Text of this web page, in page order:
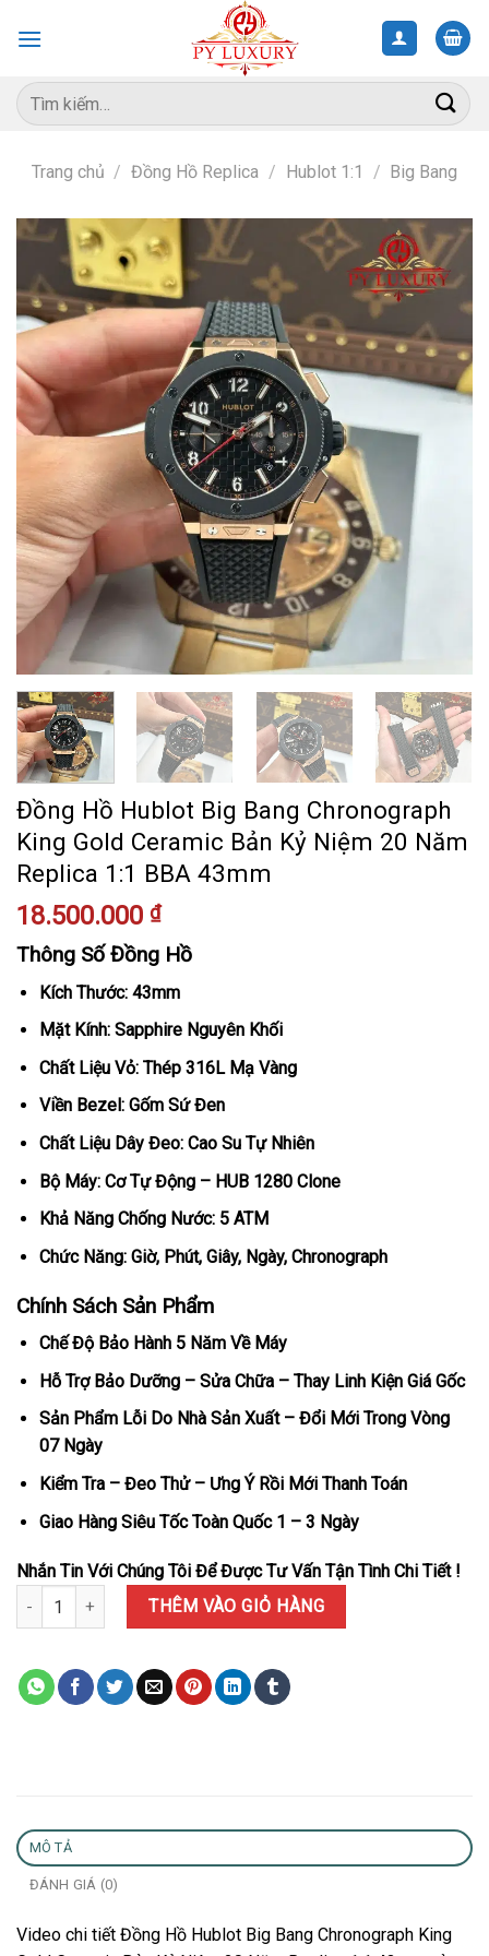
Tìm
kiếm:
Trang chủ / Đồng Hồ Replica / Hublot 1:1 / Big Bang
Đồng Hồ Hublot Big Bang Chronograph
King Gold Ceramic Bản Kỷ Niệm 20 Năm
Replica 1:1 BBA 43mm
18.500.000 ₫
Thông Số Đồng Hồ
Kích Thước: 43mm
Mặt Kính: Sapphire Nguyên Khối
Chất Liệu Vỏ: Thép 316L Mạ Vàng
Viền Bezel: Gốm Sứ Đen
Chất Liệu Dây Đeo: Cao Su Tự Nhiên
Bộ Máy: Cơ Tự Động – HUB 1280 Clone
Khả Năng Chống Nước: 5 ATM
Chức Năng: Giờ, Phút, Giây, Ngày, Chronograph
Chính Sách Sản Phẩm
Chế Độ Bảo Hành 5 Năm Về Máy
Hỗ Trợ Bảo Dưỡng – Sửa Chữa – Thay Linh Kiện Giá Gốc
Sản Phẩm Lỗi Do Nhà Sản Xuất – Đổi Mới Trong Vòng
07 Ngày
Kiểm Tra – Đeo Thử – Ưng Ý Rồi Mới Thanh Toán
Giao Hàng Siêu Tốc Toàn Quốc 1 – 3 Ngày
Nhắn Tin Với Chúng Tôi Để Được Tư Vấn Tận Tình Chi Tiết !
Đồng Hồ Hublot Big Bang Chronograph King Gold Ceramic Bản
THÊM VÀO GIỎ HÀNG
MÔ TẢ
ĐÁNH GIÁ (0)
Video chi tiết Đồng Hồ Hublot Big Bang Chronograph King